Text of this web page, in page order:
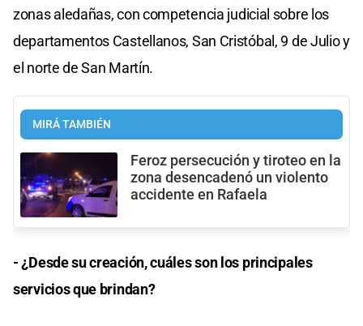
zonas aledañas, con competencia judicial sobre los
departamentos Castellanos, San Cristóbal, 9 de Julio y
el norte de San Martín.
MIRÁ TAMBIÉN
Feroz persecución y tiroteo en la
zona desencadenó un violento
accidente en Rafaela
- ¿Desde su creación, cuáles son los principales
servicios que brindan?